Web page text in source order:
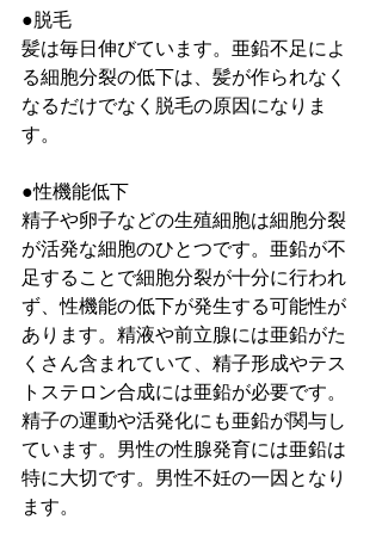
●脱毛
髪は毎日伸びています。亜鉛不足によ
る細胞分裂の低下は、髪が作られなく
なるだけでなく脱毛の原因になりま
す。
●性機能低下
精子や卵子などの生殖細胞は細胞分裂
が活発な細胞のひとつです。亜鉛が不
足することで細胞分裂が十分に行われ
ず、性機能の低下が発生する可能性が
あります。精液や前立腺には亜鉛がた
くさん含まれていて、精子形成やテス
トステロン合成には亜鉛が必要です。
精子の運動や活発化にも亜鉛が関与し
ています。男性の性腺発育には亜鉛は
特に大切です。男性不妊の一因となり
ます。